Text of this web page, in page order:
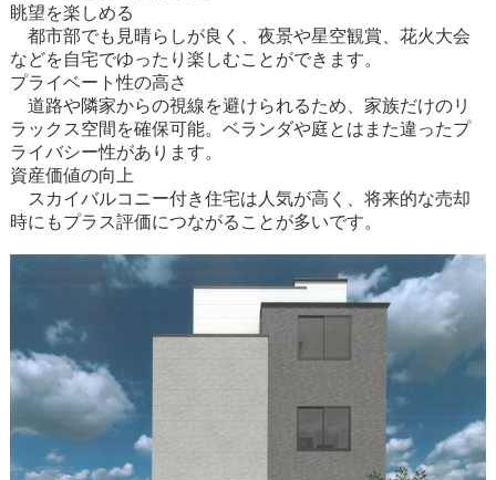
眺望を楽しめる
都市部でも見晴らしが良く、夜景や星空観賞、花火大会
などを自宅でゆったり楽しむことができます。
プライベート性の高さ
道路や隣家からの視線を避けられるため、家族だけのリ
ラックス空間を確保可能。ベランダや庭とはまた違ったプ
ライバシー性があります。
資産価値の向上
スカイバルコニー付き住宅は人気が高く、将来的な売却
時にもプラス評価につながることが多いです。